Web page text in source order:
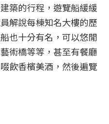
築的行程，遊覽船緩緩
解說每棟知名大樓的歷
也十分有名，可以悠閒
術橋等等，甚至有餐廳
飲香檳美酒，然後遍覽